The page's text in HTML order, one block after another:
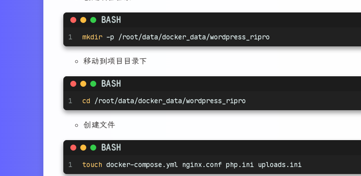
BASH
1 mkdir -p /root/data/docker_data/wordpress_ripro
移动到项目目录下
BASH
1 cd /root/data/docker_data/wordpress_ripro
创建文件
BASH
1 touch docker-compose.yml nginx.conf php.ini uploads.ini